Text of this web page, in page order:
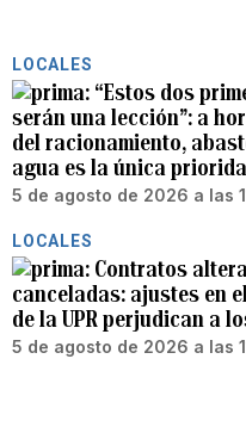
LOCALES
“Estos dos
serán una lección”: a
del racionamiento,
agua es la única
5 de agosto de 2026 a las
LOCALES
Contratos
canceladas: ajustes en
de la UPR perjudican a
5 de agosto de 2026 a las